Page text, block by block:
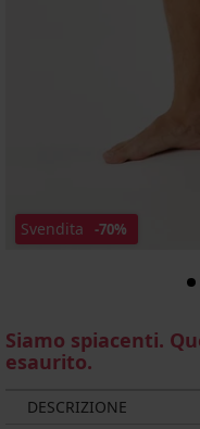
Svendita -70%
Siamo spiacenti.
esaurito.
DESCRIZIONE